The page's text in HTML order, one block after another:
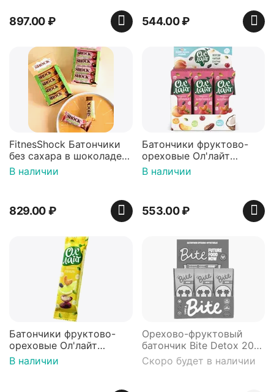
897.00₽ 544.00₽
FitnesShock Батончики
без сахара в шоколаде
фруктово-ореховые,
Набор 2 вкуса, 12 шт
В наличии
829.00₽
Батончики фруктово-
ореховые Ол'лайт
клубничный, 30 г х 25 шт
В наличии
553.00₽
Батончики фруктово-
ореховые Ол'лайт
Лимонный, 30 г х 25 шт
В наличии
Орехово-фруктовый
батончик Bite Detox 20
штук*45 гр.
Скоро будет в наличии